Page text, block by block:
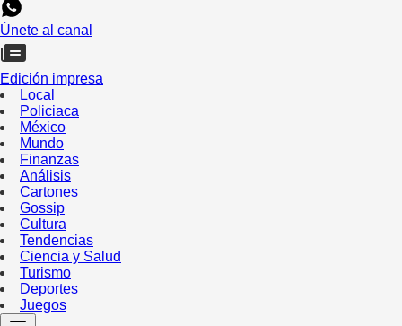
Únete al canal
Edición impresa
Local
Policiaca
México
Mundo
Finanzas
Análisis
Cartones
Gossip
Cultura
Tendencias
Ciencia y Salud
Turismo
Deportes
Juegos